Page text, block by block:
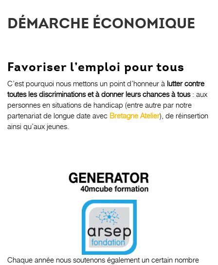
DÉMARCHE ÉCONOMIQUE
Favoriser l’emploi pour tous
C’est pourquoi nous mettons un point d’honneur à lutter contre
toutes les discriminations et à donner leurs chances à tous: aux
personnes en situations de handicap (entre autre par notre
partenariat de longue date avec Bretagne Atelier), de réinsertion
ainsi qu’aux jeunes.
Chaque année nous soutenons également un certain nombre